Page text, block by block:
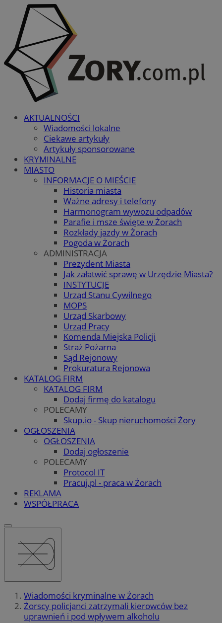
AKTUALNOŚCI
Wiadomości lokalne
Ciekawe artykuły
Artykuły sponsorowane
KRYMINALNE
MIASTO
INFORMACJE O MIEŚCIE
Historia miasta
Ważne adresy i telefony
Harmonogram wywozu odpadów
Parafie i msze święte w Żorach
Rozkłady jazdy w Żorach
Pogoda w Żorach
ADMINISTRACJA
Prezydent Miasta
Jak załatwić sprawę w Urzędzie Miasta?
INSTYTUCJE
Urząd Stanu Cywilnego
MOPS
Urząd Skarbowy
Urząd Pracy
Komenda Miejska Policji
Straż Pożarna
Sąd Rejonowy
Prokuratura Rejonowa
KATALOG FIRM
KATALOG FIRM
Dodaj firmę do katalogu
POLECAMY
Skup.io - Skup nieruchomości Żory
OGŁOSZENIA
OGŁOSZENIA
Dodaj ogłoszenie
POLECAMY
Protocol IT
Pracuj.pl - praca w Żorach
REKLAMA
WSPÓŁPRACA
Wiadomości kryminalne w Żorach
Żorscy policjanci zatrzymali kierowców bez
uprawnień i pod wpływem alkoholu